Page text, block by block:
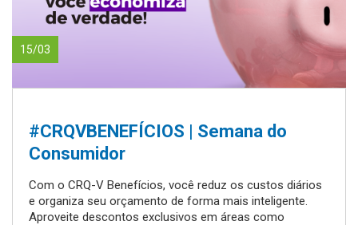
15/03
#CRQVBENEFÍCIOS | Semana do
Consumidor
Com o CRQ-V Benefícios, você reduz os custos diários
e organiza seu orçamento de forma mais inteligente.
Aproveite descontos exclusivos em áreas como